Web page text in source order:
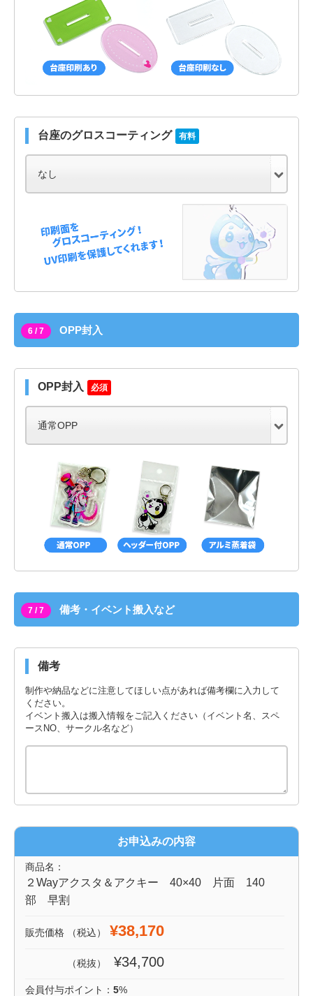
台座のグロスコーティング 有料
6 / 7 OPP封入
OPP封入 必須
7 / 7 備考・イベント搬入など
備考
制作や納品などに注意してほしい点があれば備考欄に入力して
ください。
イベント搬入は搬入情報をご記入ください（イベント名、スペ
ースNO、サークル名など）
お申込みの内容
商品名：
２Wayアクスタ＆アクキー 40×40 片面 140
部 早割
販売価格 （税込） ¥38,170
（税抜） ¥34,700
会員付与ポイント： 5%